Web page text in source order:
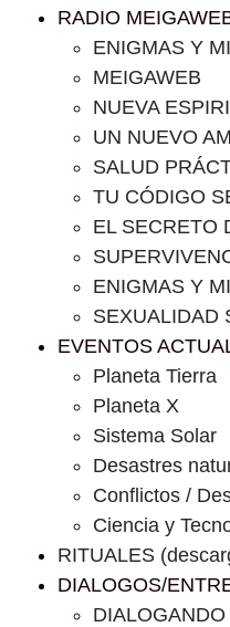
RADIO
ENIGMAS Y
MEIGAWEB
NUEVA
UN NUEVO
SALUD
TU CÓDIGO
EL SECRETO
ENIGMAS Y
SEXUALIDAD
EVENTOS
Planeta Tierra
Planeta X
Sistema Solar
Desastres
Conflictos /
Ciencia y
RITUALES
DIALOGOS/